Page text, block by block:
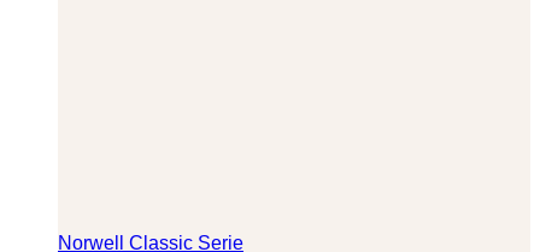
Norwell Classic Serie